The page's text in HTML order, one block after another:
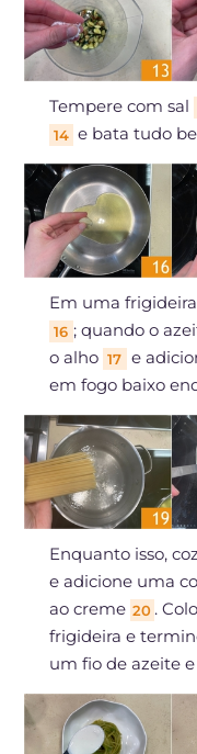
Tempere com sal
14 e bata tudo
Em uma
16 ; quando o
o alho 17 e
em fogo baixo
Enquanto isso,
e adicione uma
ao creme 20 .
frigideira e
um fio de azeite